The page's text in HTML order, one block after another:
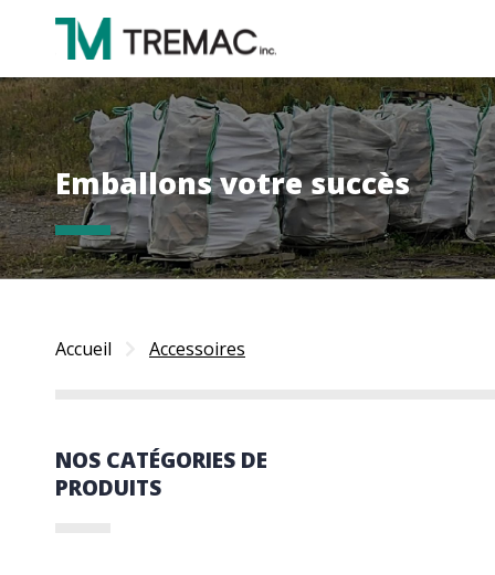
Emballons votre succès
Accueil Accessoires
NOS CATÉGORIES DE
PRODUITS